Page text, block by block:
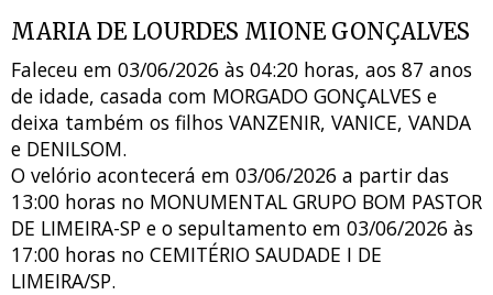
MARIA DE LOURDES MIONE GONÇALVES
Faleceu em 03/06/2026 às 04:20 horas, aos 87 anos
de idade, casada com MORGADO GONÇALVES e
deixa também os filhos VANZENIR, VANICE, VANDA
e DENILSOM.
O velório acontecerá em 03/06/2026 a partir das
13:00 horas no MONUMENTAL GRUPO BOM PASTOR
DE LIMEIRA-SP e o sepultamento em 03/06/2026 às
17:00 horas no CEMITÉRIO SAUDADE I DE
LIMEIRA/SP.